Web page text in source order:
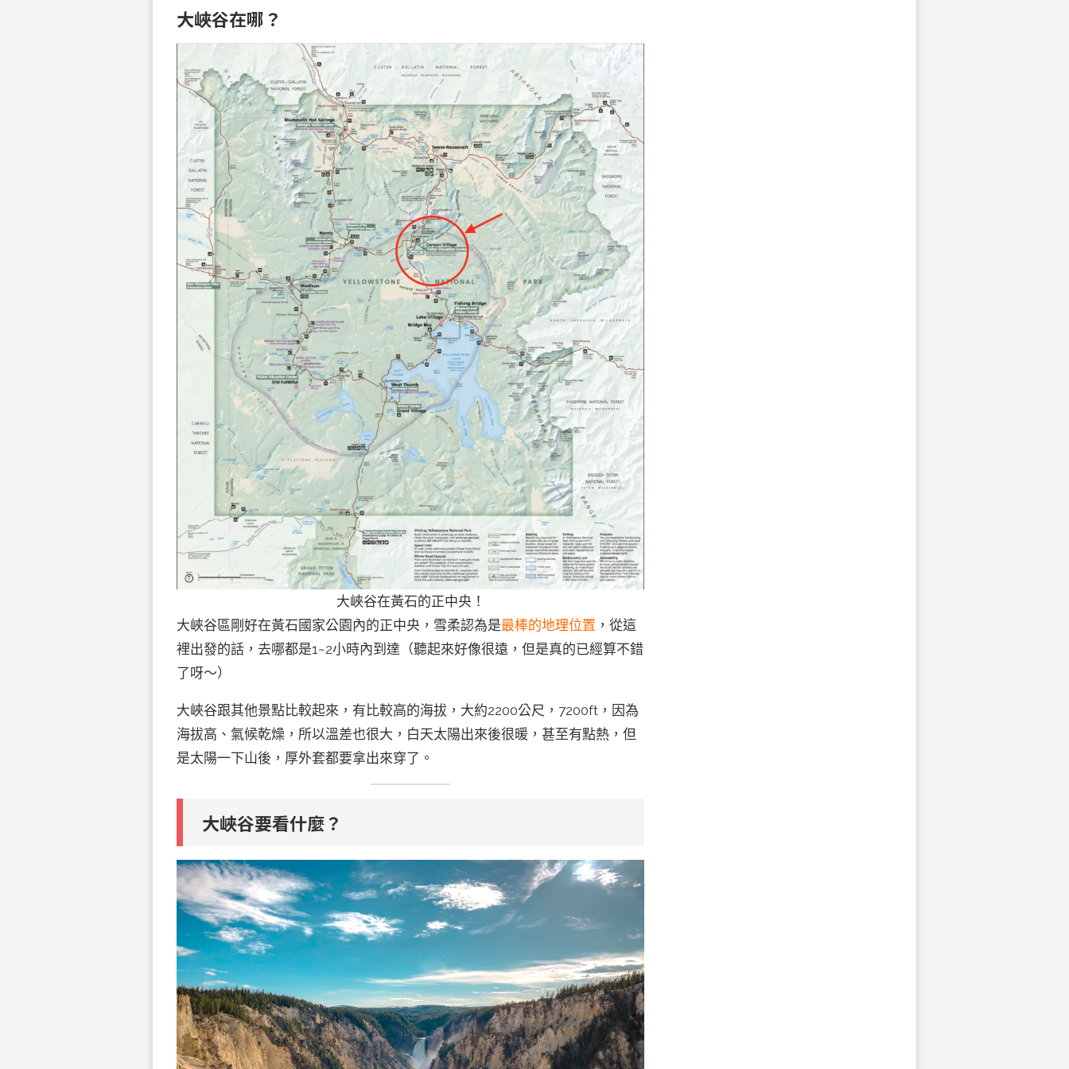
大峽谷在哪？
大峽谷在黃石的正中央！
大峽谷區剛好在黃石國家公園內的正中央，雪柔認為是最棒的地理位置 ，從這
裡出發的話，去哪都是1~2小時內到達（聽起來好像很遠，但是真的已經算不錯
了呀～）
大峽谷跟其他景點比較起來，有比較高的海拔，大約2200公尺，7200ft，因為
海拔高、氣候乾燥，所以溫差也很大，白天太陽出來後很暖，甚至有點熱，但
是太陽一下山後，厚外套都要拿出來穿了。
大峽谷要看什麼？